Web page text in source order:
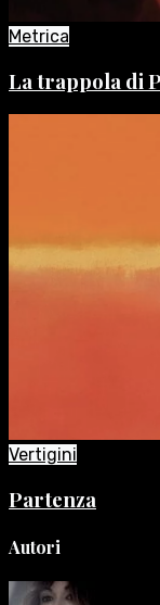
Metrica
La trappola di
Vertigini
Partenza
Autori